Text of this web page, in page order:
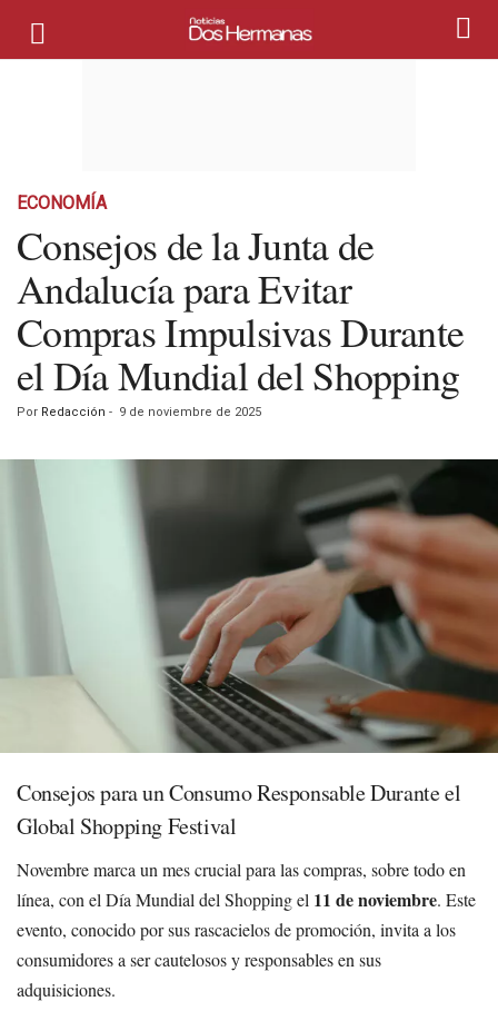
ECONOMÍA
Consejos de la Junta de
Andalucía para Evitar
Compras Impulsivas Durante
el Día Mundial del Shopping
Por Redacción - 9 de noviembre de 2025
Consejos para un Consumo Responsable Durante el
Global Shopping Festival
Novembre marca un mes crucial para las compras, sobre todo en
línea, con el Día Mundial del Shopping el 11 de noviembre. Este
evento, conocido por sus rascacielos de promoción, invita a los
consumidores a ser cautelosos y responsables en sus
adquisiciones.